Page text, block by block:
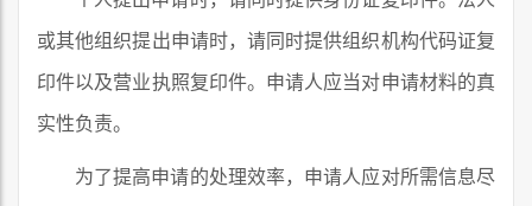
或其他组织提出申请时，请同时提供组织机构代码证复
印件以及营业执照复印件。申请人应当对申请材料的真
实性负责。
为了提高申请的处理效率，申请人应对所需信息尽